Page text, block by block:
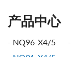
产品中心
NQ96-X4/5